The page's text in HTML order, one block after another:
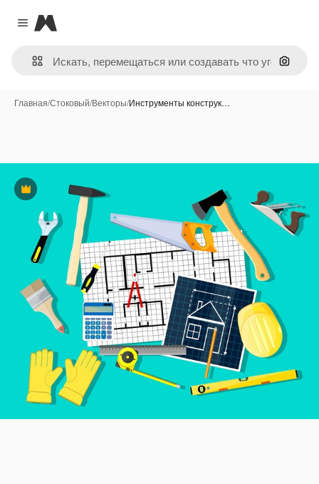
Close menu
Magnific
Поиск
Главная/Стоковый/Векторы/Инструменты конструк…
Премиум